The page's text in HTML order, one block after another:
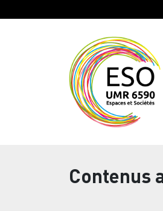
Contenus